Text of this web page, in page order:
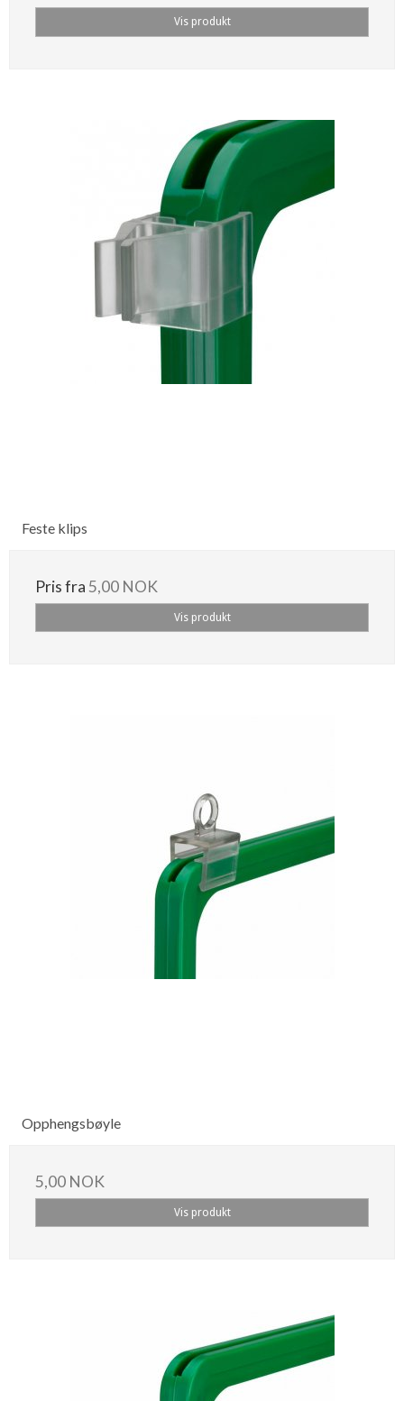
Vis produkt
Feste klips
Pris fra5,00 NOK
Vis produkt
Opphengsbøyle
5,00 NOK
Vis produkt